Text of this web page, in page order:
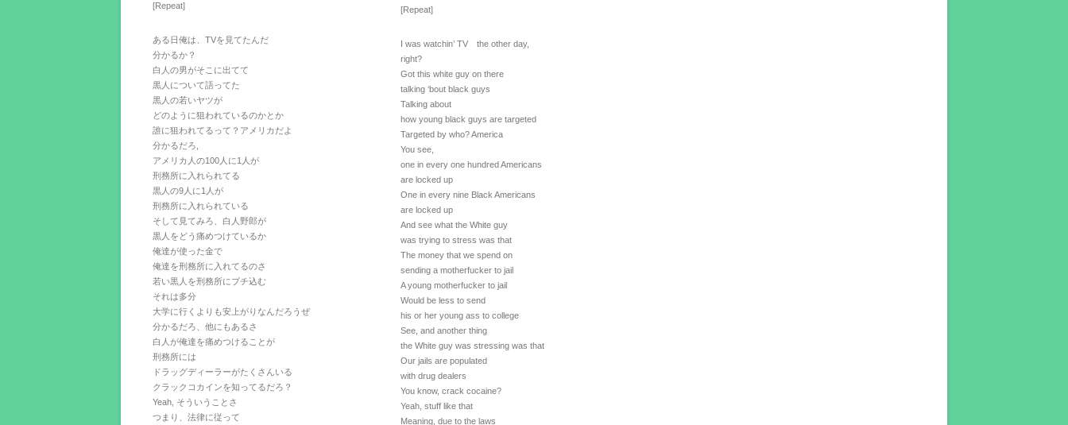
[Repeat]
ある日俺は、TVを見てたんだ
分かるか？
白人の男がそこに出てて
黒人について語ってた
黒人の若いヤツが
どのように狙われているのかとか
誰に狙われてるって？アメリカだよ
分かるだろ,
アメリカ人の100人に1人が
刑務所に入れられてる
黒人の9人に1人が
刑務所に入れられている
そして見てみろ、白人野郎が
黒人をどう痛めつけているか
俺達が使った金で
俺達を刑務所に入れてるのさ
若い黒人を刑務所にブチ込む
それは多分
大学に行くよりも安上がりなんだろうぜ
分かるだろ、他にもあるさ
白人が俺達を痛めつけることが
刑務所には
ドラッグディーラーがたくさんいる
クラックコカインを知ってるだろ？
Yeah, そういうことさ
つまり、法律に従って
[Repeat]
I was watchin’ TV the other day,
right?
Got this white guy on there
talking ‘bout black guys
Talking about
how young black guys are targeted
Targeted by who? America
You see,
one in every one hundred Americans
are locked up
One in every nine Black Americans
are locked up
And see what the White guy
was trying to stress was that
The money that we spend on
sending a motherfucker to jail
A young motherfucker to jail
Would be less to send
his or her young ass to college
See, and another thing
the White guy was stressing was that
Our jails are populated
with drug dealers
You know, crack cocaine?
Yeah, stuff like that
Meaning, due to the laws